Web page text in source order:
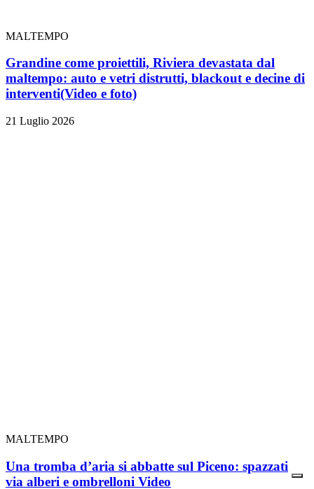
MALTEMPO
Grandine come proiettili, Riviera devastata dal
maltempo: auto e vetri distrutti, blackout e decine di
interventi(Video e foto)
21 Luglio 2026
MALTEMPO
Una tromba d’aria si abbatte sul Piceno: spazzati
via alberi e ombrelloni Video